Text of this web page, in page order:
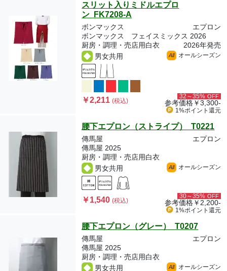
スリット入りミドルエプロ
ン FK7208-A
ボンマックス
エプロン
ボンマックス フェイスミックス 2026
厨房・調理・売店用白衣
2026年発売
男女共用
All オールシーズン
￥2,211(税込)
32～35% OFF
参考価格￥3,300-
1%ポイント 還元
腰下エプロン（ストライプ） T0221
傳馬屋
エプロン
傳馬屋 2025
厨房・調理・売店用白衣
男女共用
All オールシーズン
￥1,540(税込)
30～35% OFF
参考価格￥2,200-
1%ポイント 還元
腰下エプロン（グレー） T0207
傳馬屋
エプロン
傳馬屋 2025
厨房・調理・売店用白衣
男女共用
All オールシーズン